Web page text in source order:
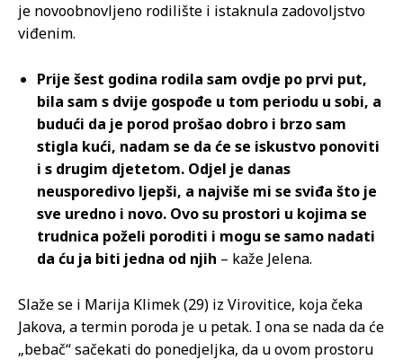
je novoobnovljeno rodilište i istaknula zadovoljstvo
viđenim.
Prije šest godina rodila sam ovdje po prvi put,
bila sam s dvije gospođe u tom periodu u sobi, a
budući da je porod prošao dobro i brzo sam
stigla kući, nadam se da će se iskustvo ponoviti
i s drugim djetetom. Odjel je danas
neusporedivo ljepši, a najviše mi se sviđa što je
sve uredno i novo. Ovo su prostori u kojima se
trudnica poželi poroditi i mogu se samo nadati
da ću ja biti jedna od njih – kaže Jelena.
Slaže se i Marija Klimek (29) iz Virovitice, koja čeka
Jakova, a termin poroda je u petak. I ona se nada da će
„bebač“ sačekati do ponedjeljka, da u ovom prostoru